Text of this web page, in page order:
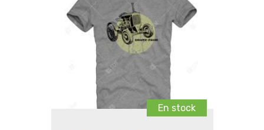
En stock